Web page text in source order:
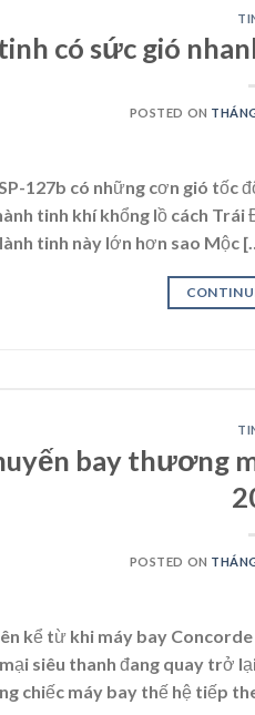
có sức gió
POSTED ON
127b có những cơn gió tốc
tinh khí khổng lồ cách
tinh này lớn hơn sao Mộc
bay thương
POSTED ON
kể từ khi máy bay
siêu thanh đang quay trở
chiếc máy bay thế hệ tiếp